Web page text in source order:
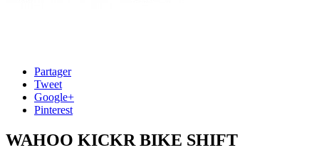
Partager
Tweet
Google+
Pinterest
WAHOO KICKR BIKE SHIFT